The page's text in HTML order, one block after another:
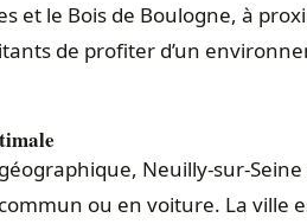
et le Bois de Boulogne, à
de profiter d’un
Neuilly-sur-
ou en voiture. La ville